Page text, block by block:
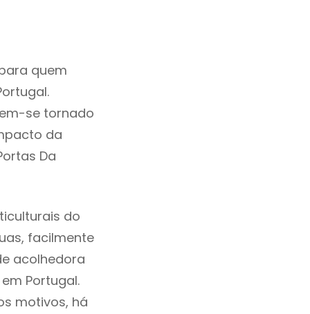
quem
se tornado
da
Da
do
facilmente
acolhedora
Portugal.
motivos, há